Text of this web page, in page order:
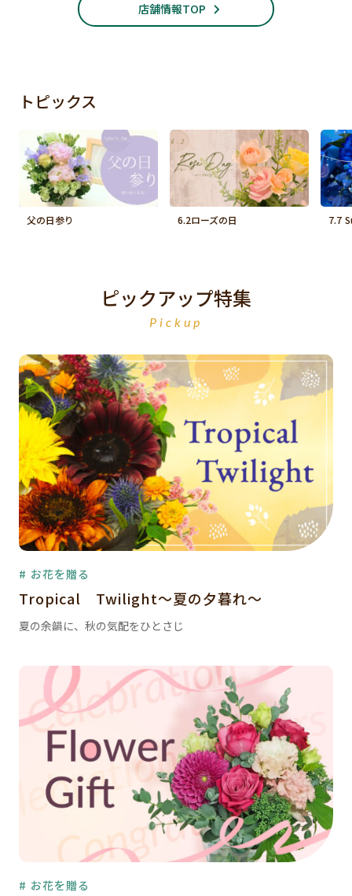
店舗情報TOP
トピックス
父の日参り 6.2ローズの日 7.7
ピックアップ特集
Pickup
# お花を贈る
Tropical Twilight～夏の夕暮れ～
夏の余韻に、秋の気配をひとさじ
# お花を贈る